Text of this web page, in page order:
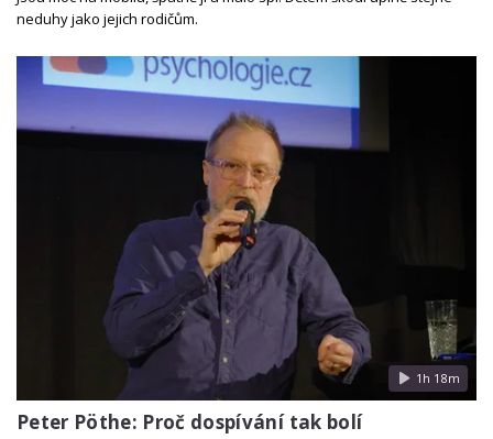
neduhy jako jejich rodičům.
1h 18m
Peter Pöthe: Proč dospívání tak bolí